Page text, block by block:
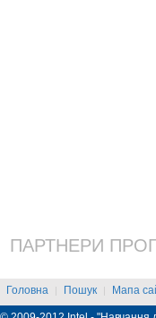
ПАРТНЕРИ
Головна | Пошук | Мапа